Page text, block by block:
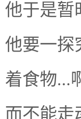
他于是暂
他要一探
着食物...
而不能走